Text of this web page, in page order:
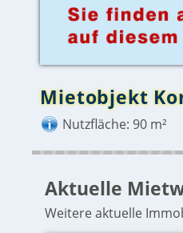
Mietobjekt
Nutzfläche: 90 m²
Aktuelle
Weitere aktuelle